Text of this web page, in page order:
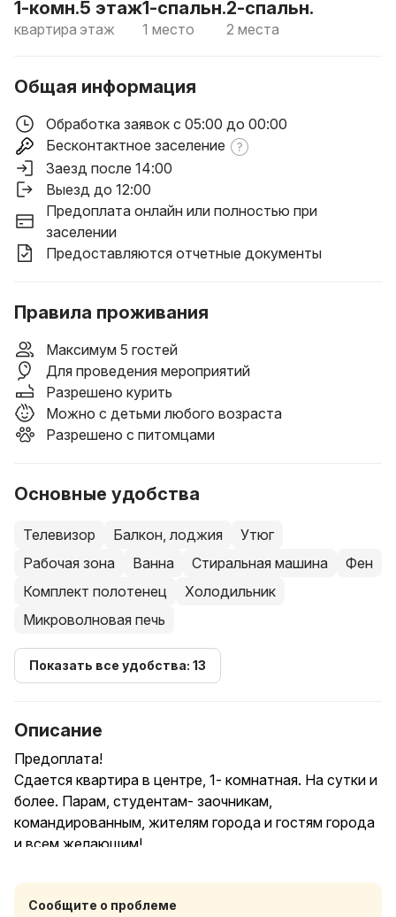
1-комн.
квартира
5 этаж
этаж
1-спальн.
1 место
2-спальн.
2 места
Общая информация
Обработка заявок с 05:00 до 00:00
Бесконтактное заселение
Заезд после 14:00
Выезд до 12:00
Предоплата онлайн или полностью при
заселении
Предоставляются отчетные документы
Правила проживания
Максимум 5 гостей
Для проведения мероприятий
Разрешено курить
Можно с детьми любого возраста
Разрешено с питомцами
Основные удобства
Телевизор Балкон, лоджия
Утюг
Рабочая зона
Ванна Стиральная машина
Фен
Комплект полотенец
Холодильник
Микроволновая печь
Показать все удобства: 13
Описание
Предоплата!
Сдается квартира в центре, 1- комнатная. На сутки и
более. Парам, студентам- заочникам,
командированным, жителям города и гостям города
и всем желающим!
полотенца, посуда, микроволновка, стиральная
машина и др. Курить разрешено на балконе!
Сообщите о проблеме